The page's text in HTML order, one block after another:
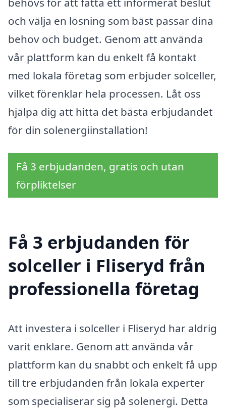
och välja en lösning som bäst passar dina
behov och budget. Genom att använda
vår plattform kan du enkelt få kontakt
med lokala företag som erbjuder solceller,
vilket förenklar hela processen. Låt oss
hjälpa dig att hitta det bästa erbjudandet
för din solenergiinstallation!
Få 3 erbjudanden, gratis och utan
förpliktelser
Få 3 erbjudanden för
solceller i Fliseryd från
professionella företag
Att investera i solceller i Fliseryd har aldrig
varit enklare. Genom att använda vår
plattform kan du snabbt och enkelt få upp
till tre erbjudanden från lokala experter
som specialiserar sig på solenergi. Detta